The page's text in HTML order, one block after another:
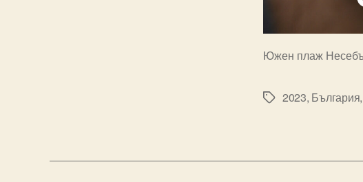
Южен плаж
Tags2023, България,